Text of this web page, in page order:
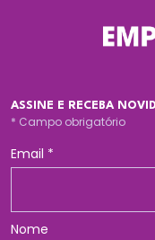
ASSINE E RECEBA
* Campo obrigatório
Email *
Nome